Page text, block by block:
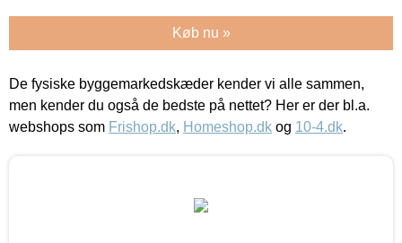
Køb nu »
De fysiske byggemarkedskæder kender vi alle sammen,
men kender du også de bedste på nettet? Her er der bl.a.
webshops som Frishop.dk, Homeshop.dk og 10-4.dk.